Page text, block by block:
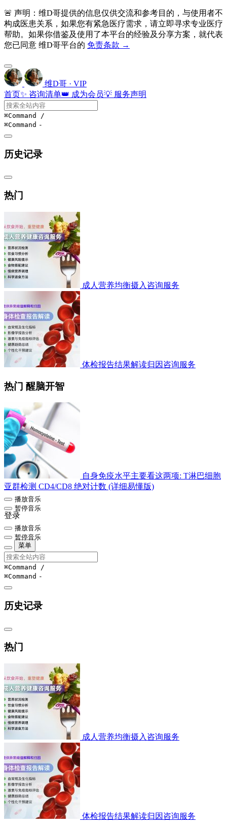
🚨 声明：维D哥提供的信息仅供交流和参考目的，与使用者不
构成医患关系，如果您有紧急医疗需求，请立即寻求专业医疗
帮助。如果你借鉴及使用了本平台的经验及分享方案，就代表
您已同意 维D哥平台的 免责条款 →
维D哥 · VIP
首页✨ 咨询清单👑 成为会员💡 服务声明
⌘Command /
⌘Command -
历史记录
热门
成人营养均衡摄入咨询服务
体检报告结果解读归因咨询服务
热门 醒脑开智
自身免疫水平主要看这两项: T淋巴细胞
亚群检测 CD4/CD8 绝对计数 (详细易懂版)
播放音乐
暂停音乐
登录
播放音乐
暂停音乐
菜单
⌘Command /
⌘Command -
历史记录
热门
成人营养均衡摄入咨询服务
体检报告结果解读归因咨询服务